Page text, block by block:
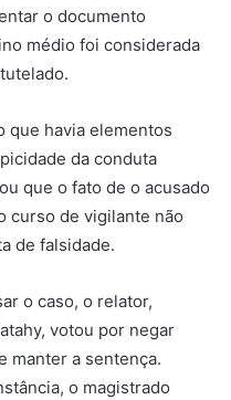
o documento
médio foi considerada
que havia elementos
da conduta
que o fato de o acusado
curso de vigilante não
de falsidade.
o caso, o relator,
votou por negar
manter a sentença.
o magistrado